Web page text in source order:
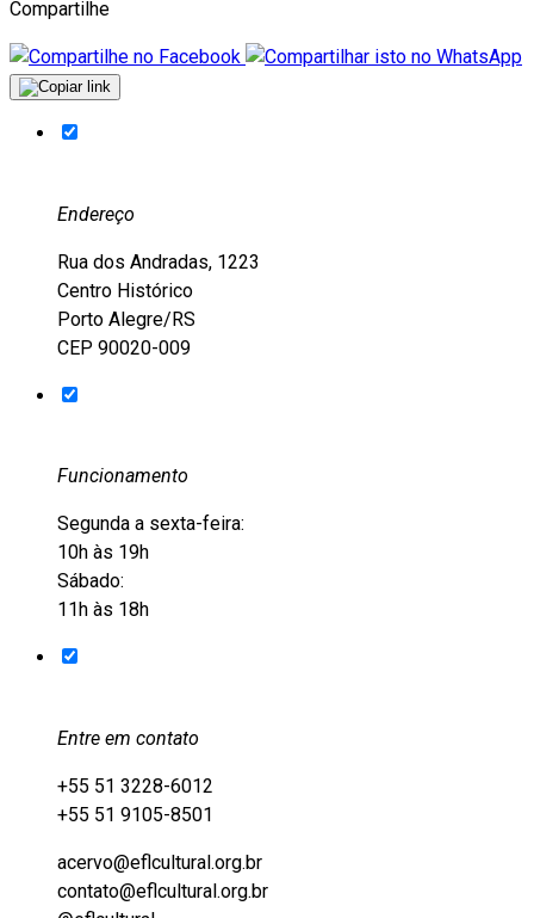
Compartilhe
Endereço
Rua dos Andradas, 1223
Centro Histórico
Porto Alegre/RS
CEP 90020-009
Funcionamento
Segunda a sexta-feira:
10h às 19h
Sábado:
11h às 18h
Entre em contato
+55 51 3228-6012
+55 51 9105-8501
acervo@eflcultural.org.br
contato@eflcultural.org.br